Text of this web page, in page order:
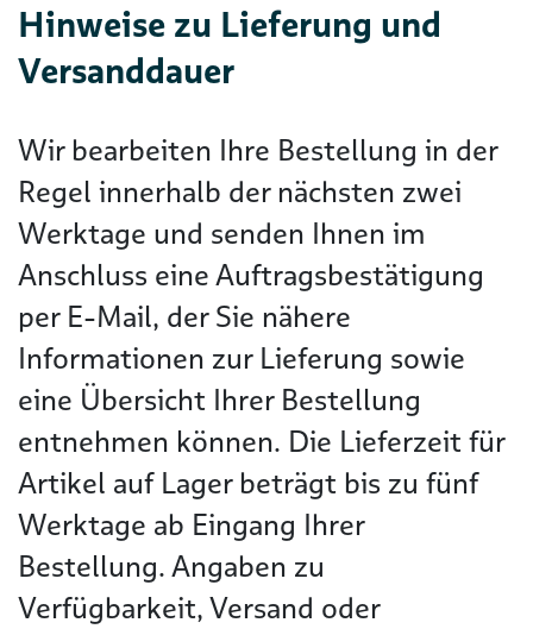
Hinweise zu Lieferung und
Versanddauer
Wir bearbeiten Ihre Bestellung in der
Regel innerhalb der nächsten zwei
Werktage und senden Ihnen im
Anschluss eine Auftragsbestätigung
per E-Mail, der Sie nähere
Informationen zur Lieferung sowie
eine Übersicht Ihrer Bestellung
entnehmen können. Die Lieferzeit für
Artikel auf Lager beträgt bis zu fünf
Werktage ab Eingang Ihrer
Bestellung. Angaben zu
Verfügbarkeit, Versand oder